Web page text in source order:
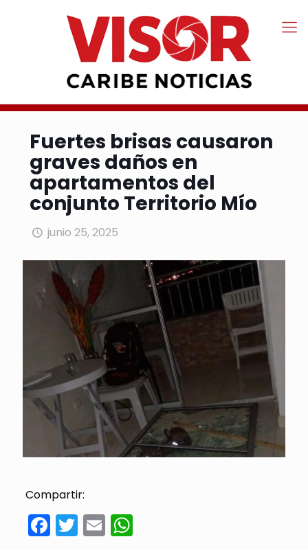
Fuertes brisas causaron
graves daños en
apartamentos del
conjunto Territorio Mío
junio 25, 2025
Compartir:
Facebook
Twitter
EmailWhatsApp